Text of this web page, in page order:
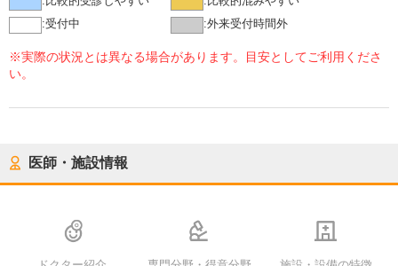
:受付中 :外来受付時間外
※実際の状況とは異なる場合があります。目安としてご利用くださ
い。
医師・施設情報